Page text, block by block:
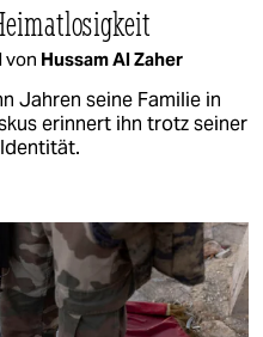
von Hussam Al Zaher
Jahren seine Familie in
erinnert ihn trotz seiner